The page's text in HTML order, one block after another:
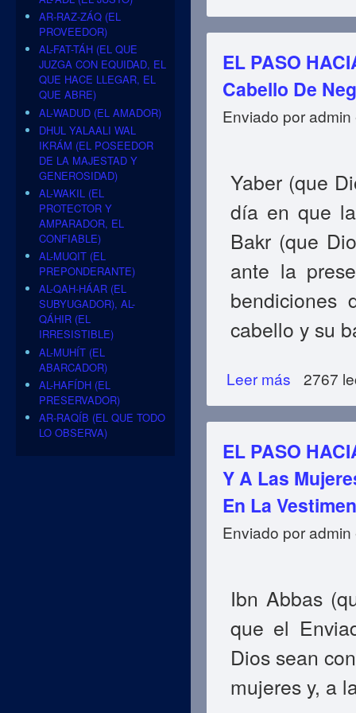
EL PASO
Cabello De
Enviado poradmin
Yaber (que
día en que
Bakr (que
ante la
cabello y su
Leer más sobre EL
2767
EL PASO
Y A Las
En La
Enviado poradmin
Ibn Abbas
que el
Dios sean
mujeres y, a
AR-RAZ-ZÁQ (EL
PROVEEDOR)
AL-FAT-TÁH (EL QUE
JUZGA CON EQUIDAD, EL
QUE HACE LLEGAR, EL
QUE ABRE)
AL-WADUD (EL AMADOR)
DHUL YALAALI WAL
IKRÁM (EL POSEEDOR
DE LA MAJESTAD Y
GENEROSIDAD)
AL-WAKIL (EL
PROTECTOR Y
AMPARADOR, EL
CONFIABLE)
AL-MUQIT (EL
PREPONDERANTE)
AL-QAH-HÁAR (EL
SUBYUGADOR), AL-
QÁHIR (EL
IRRESISTIBLE)
AL-MUHÍT (EL
ABARCADOR)
AL-HAFÍDH (EL
PRESERVADOR)
AR-RAQÍB (EL QUE TODO
LO OBSERVA)